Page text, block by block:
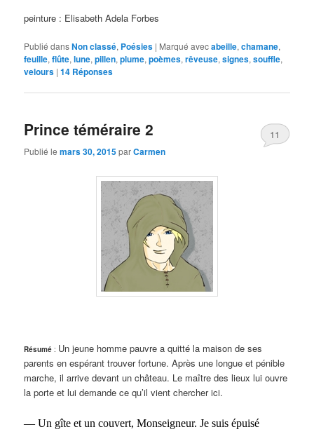
peinture : Elisabeth Adela Forbes
Publié dansNon classé, Poésies | Marqué avecabeille,chamane,
feuille,flûte,lune,pillen,plume,poèmes,rêveuse,signes,souffle,
velours |14 Réponses
Prince téméraire 2
Publié lemars 30, 2015parCarmen
11
Résumé : Un jeune homme pauvre a quitté la maison de ses
parents en espérant trouver fortune. Après une longue et pénible
marche, il arrive devant un château. Le maître des lieux lui ouvre
la porte et lui demande ce qu’il vient chercher ici.
— Un gîte et un couvert, Monseigneur. Je suis épuisé